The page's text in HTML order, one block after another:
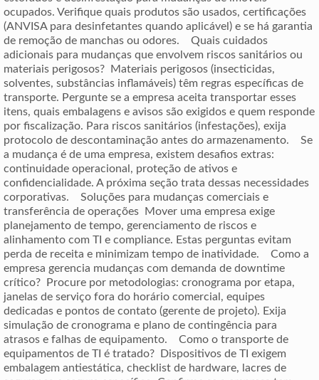
ocupados. Verifique quais produtos são usados, certificações
(ANVISA para desinfetantes quando aplicável) e se há garantia
de remoção de manchas ou odores. Quais cuidados
adicionais para mudanças que envolvem riscos sanitários ou
materiais perigosos? Materiais perigosos (insecticidas,
solventes, substâncias inflamáveis) têm regras específicas de
transporte. Pergunte se a empresa aceita transportar esses
itens, quais embalagens e avisos são exigidos e quem responde
por fiscalização. Para riscos sanitários (infestações), exija
protocolo de descontaminação antes do armazenamento. Se
a mudança é de uma empresa, existem desafios extras:
continuidade operacional, proteção de ativos e
confidencialidade. A próxima seção trata dessas necessidades
corporativas. Soluções para mudanças comerciais e
transferência de operações Mover uma empresa exige
planejamento de tempo, gerenciamento de riscos e
alinhamento com TI e compliance. Estas perguntas evitam
perda de receita e minimizam tempo de inatividade. Como a
empresa gerencia mudanças com demanda de downtime
crítico? Procure por metodologias: cronograma por etapa,
janelas de serviço fora do horário comercial, equipes
dedicadas e pontos de contato (gerente de projeto). Exija
simulação de cronograma e plano de contingência para
atrasos e falhas de equipamento. Como o transporte de
equipamentos de TI é tratado? Dispositivos de TI exigem
embalagem antiestática, checklist de hardware, lacres de